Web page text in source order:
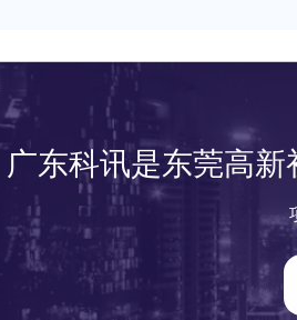
广东科讯是东莞高